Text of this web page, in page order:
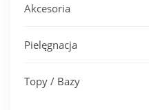
Akcesoria
Pielęgnacja
Topy / Bazy